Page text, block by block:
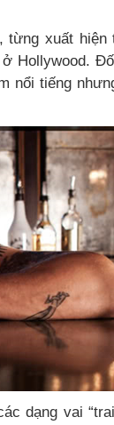
từng xuất hiện
Hollywood.
nổi tiếng
dạng vai